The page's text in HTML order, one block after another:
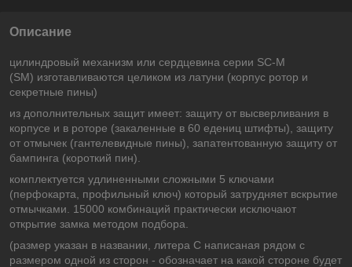
Описание
цилиндровый механизм или сердцевина серии SC-M
(SM) изготавливаются целиком из латуни (корпус ротор и
секретные пины)
из дополнительных защит имеет: защиту от высверливания в
корпусе и в роторе (закаленные в 60 едениц штифты), защиту
от отмычек (гантелевидные пины), запатентованную защиту от
бампинга (короткий пин).
комплектуется удлиненными сложными 5 ключами
(перфокарта, профильный ключ) который затрудняет вскрытие
отмычками. 15000 комбинаций практически исключают
открытие замка методом подбора.
(размер указан в названии, литера C написаная рядом с
размером одной из сторон - обозначает на какой стороне будет